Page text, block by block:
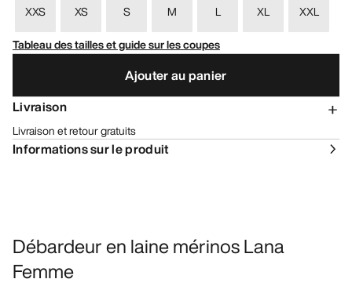
XXS XS S M L XL
XXL
Tableau des tailles et guide sur les coupes
Ajouter au panier
Livraison
Livraison et retour gratuits
Informations sur le produit
Débardeur en laine mérinos Lana
Femme